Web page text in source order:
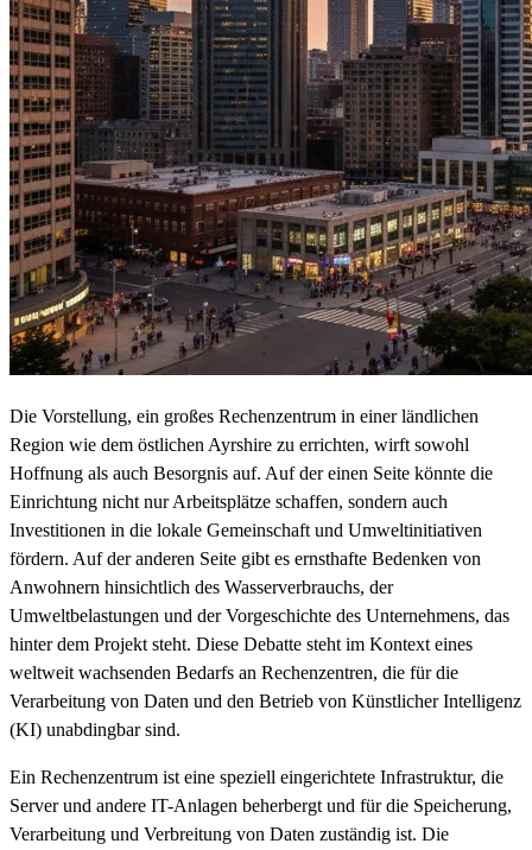
Die Vorstellung, ein großes Rechenzentrum in einer ländlichen
Region wie dem östlichen Ayrshire zu errichten, wirft sowohl
Hoffnung als auch Besorgnis auf. Auf der einen Seite könnte die
Einrichtung nicht nur Arbeitsplätze schaffen, sondern auch
Investitionen in die lokale Gemeinschaft und Umweltinitiativen
fördern. Auf der anderen Seite gibt es ernsthafte Bedenken von
Anwohnern hinsichtlich des Wasserverbrauchs, der
Umweltbelastungen und der Vorgeschichte des Unternehmens, das
hinter dem Projekt steht. Diese Debatte steht im Kontext eines
weltweit wachsenden Bedarfs an Rechenzentren, die für die
Verarbeitung von Daten und den Betrieb von Künstlicher Intelligenz
(KI) unabdingbar sind.
Ein Rechenzentrum ist eine speziell eingerichtete Infrastruktur, die
Server und andere IT-Anlagen beherbergt und für die Speicherung,
Verarbeitung und Verbreitung von Daten zuständig ist. Die